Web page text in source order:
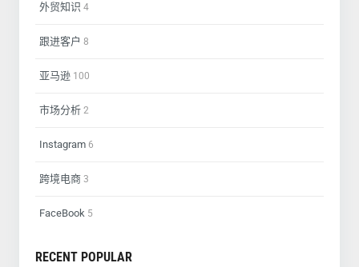
外贸知识 4
跟进客户 8
亚马逊 100
市场分析 2
Instagram 6
跨境电商 3
FaceBook 5
RECENT POPULAR